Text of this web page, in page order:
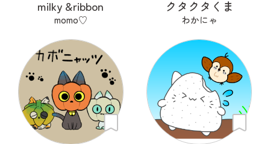
milky &ribbon
momo♡
クタクタくま
わかにゃ